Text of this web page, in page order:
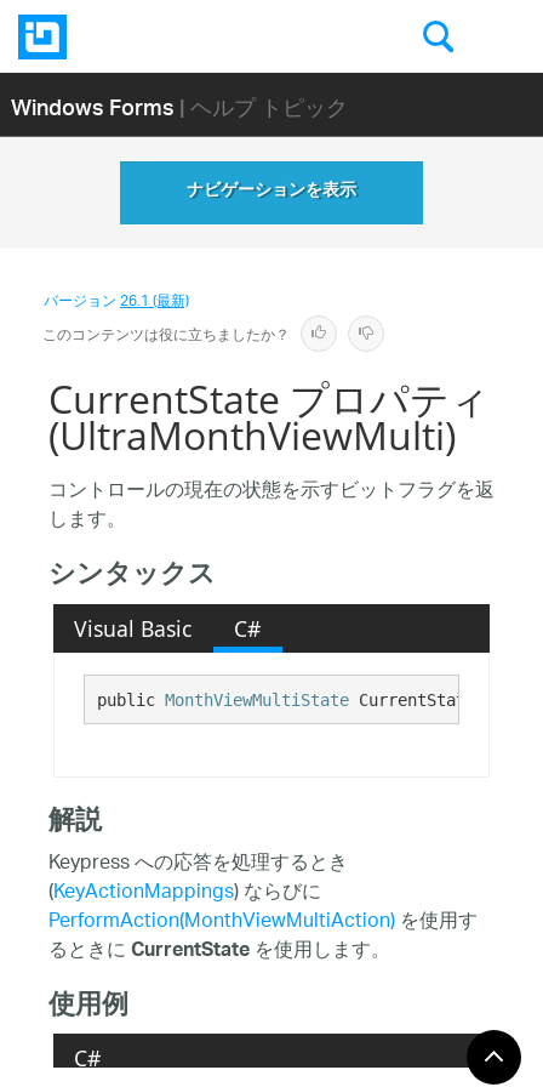
Windows Forms| ヘルプ トピック
ナビゲーションを表示
バージョン26.1 (最新)
このコンテンツは役に立ちましたか？
CurrentState プロパティ
(UltraMonthViewMulti)
コントロールの現在の状態を示すビットフラグを返
します。
シンタックス
Visual Basic C#
public MonthViewMultiState CurrentState {get;}
解説
Keypress への応答を処理するとき
(KeyActionMappings) ならびに
PerformAction(MonthViewMultiAction)を使用す
るときにCurrentStateを使用します。
使用例
C#